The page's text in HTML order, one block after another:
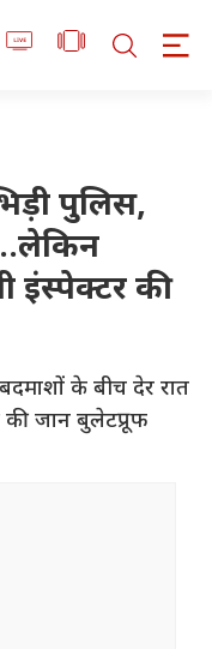
पुलिस,
इंस्पेक्टर की
के बीच देर रात
की जान बुलेटप्रूफ